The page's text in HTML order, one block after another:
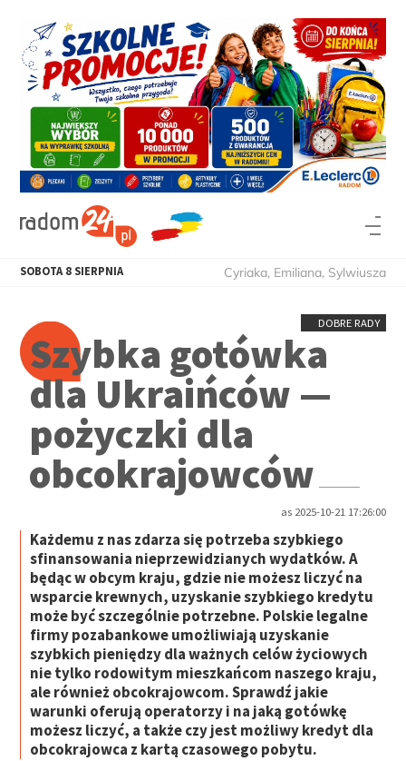
SOBOTA 8 SIERPNIA Cyriaka, Emiliana, Sylwiusza
DOBRE RADY
Szybka gotówka
dla Ukraińców —
pożyczki dla
obcokrajowców
as 2025-10-21 17:26:00
Każdemu z nas zdarza się potrzeba szybkiego
sfinansowania nieprzewidzianych wydatków. A
będąc w obcym kraju, gdzie nie możesz liczyć na
wsparcie krewnych, uzyskanie szybkiego kredytu
może być szczególnie potrzebne. Polskie legalne
firmy pozabankowe umożliwiają uzyskanie
szybkich pieniędzy dla ważnych celów życiowych
nie tylko rodowitym mieszkańcom naszego kraju,
ale również obcokrajowcom. Sprawdź jakie
warunki oferują operatorzy i na jaką gotówkę
możesz liczyć, a także czy jest możliwy kredyt dla
obcokrajowca z kartą czasowego pobytu.